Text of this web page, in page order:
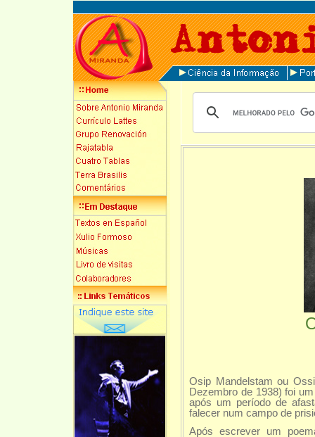
Osip Mandelstam ou
Dezembro de 1938) foi
após um período de
falecer num campo de
Após escrever um